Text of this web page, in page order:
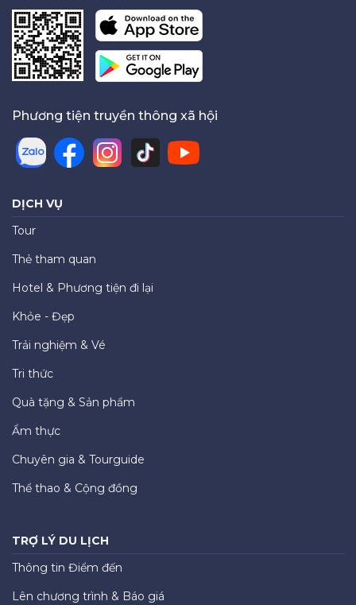
Phương tiện truyền thông xã hội
DỊCH VỤ
Tour
Thẻ tham quan
Hotel & Phương tiện đi lại
Khỏe - Đẹp
Trải nghiệm & Vé
Tri thức
Quà tặng & Sản phẩm
Ẩm thực
Chuyên gia & Tourguide
Thể thao & Cộng đồng
TRỢ LÝ DU LỊCH
Thông tin Điểm đến
Lên chương trình & Báo giá